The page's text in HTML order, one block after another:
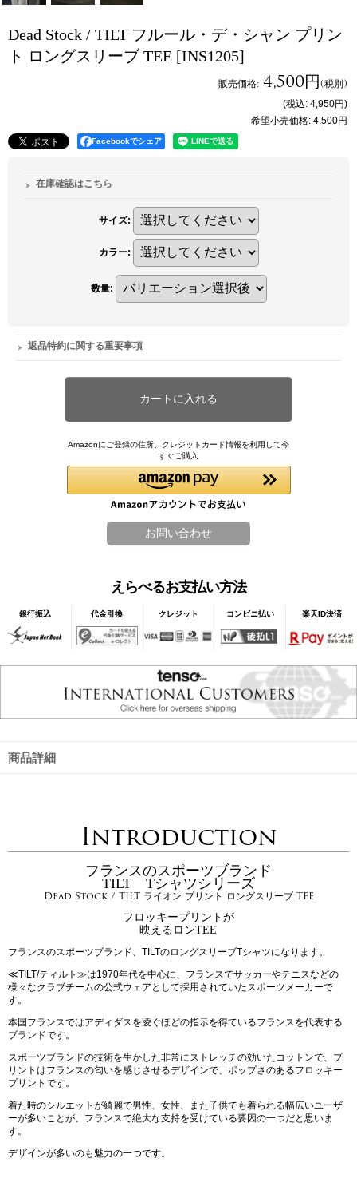
Dead Stock / TILT フルール・デ・シャン プリン
ト ロングスリーブ TEE [INS1205]
販売価格: 4,500円(税別)
(税込: 4,950円)
希望小売価格: 4,500円
Facebookでシェア
在庫確認はこちら
サイズ:
カラー:
数量:
返品特約に関する重要事項
Amazonにご登録の住所、クレジットカード情報を利用して今
すぐご購入
えらべるお支払い方法
銀行振込 代金引換 クレジット コンビニ払い 楽天ID決済
商品詳細
Introduction
フランスのスポーツブランド
TILT Tシャツシリーズ
Dead Stock / TILT ライオン プリント ロングスリーブ TEE
フロッキープリントが
映えるロンTEE
フランスのスポーツブランド、TILTのロングスリーブTシャツになります。
≪TILT/ティルト≫は1970年代を中心に、フランスでサッカーやテニスなどの
様々なクラブチームの公式ウェアとして採用されていたスポーツメーカーで
す。
本国フランスではアディダスを凌ぐほどの指示を得ているフランスを代表する
ブランドです。
スポーツブランドの技術を生かした非常にストレッチの効いたコットンで、プ
リントはフランスの匂いを感じさせるデザインで、ポップさのあるフロッキー
プリントです。
着た時のシルエットが綺麗で男性、女性、また子供でも着られる幅広いユーザ
ーが多いことが、フランスで絶大な支持を受けている要因の一つだと思いま
す。
デザインが多いのも魅力の一つです。